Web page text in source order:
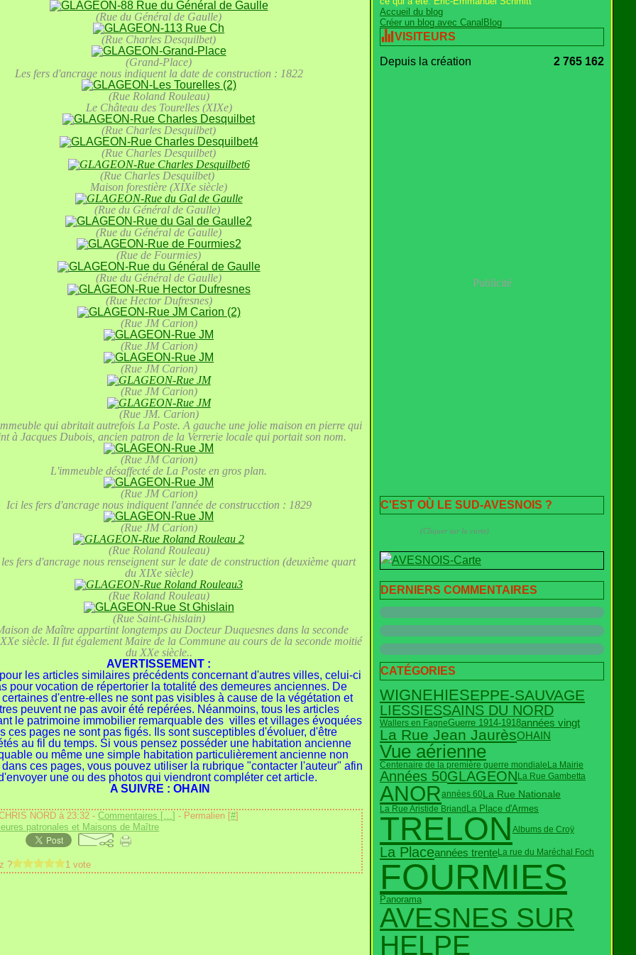
(Rue du Général de Gaulle)
(Rue Charles Desquilbet)
(Grand-Place)
Les fers d'ancrage nous indiquent la date de construction : 1822
(Rue Roland Rouleau)
Le Château des Tourelles (XIXe)
(Rue Charles Desquilbet)
(Rue Charles Desquilbet)
(Rue Charles Desquilbet)
Maison forestière (XIXe siècle)
(Rue du Général de Gaulle)
(Rue du Général de Gaulle)
(Rue de Fourmies)
(Rue du Général de Gaulle)
(Rue Hector Dufresnes)
(Rue JM Carion)
(Rue JM Carion)
(Rue JM Carion)
(Rue JM Carion)
(Rue JM. Carion)
qui abritait autrefois La Poste. A gauche une jolie maison en pierre qui
à Jacques Dubois, ancien patron de la Verrerie locale qui portait son nom.
(Rue JM Carion)
L'immeuble désaffecté de La Poste en gros plan.
(Rue JM Carion)
Ici les fers d'ancrage nous indiquent l'année de construcction : 1829
(Rue JM Carion)
(Rue Roland Rouleau)
fers d'ancrage nous renseignent sur le date de construction (deuxième quart
du XIXe siècle)
(Rue Roland Rouleau)
(Rue Saint-Ghislain)
de Maître appartint longtemps au Docteur Duquesnes dans la seconde
siècle. Il fut également Maire de la Commune au cours de la seconde moitié
du XXe siècle..
AVERTISSEMENT :
les articles similaires précédents concernant d'autres villes, celui-ci
pour vocation de répertorier la totalité des demeures anciennes. De
certaines d'entre-elles ne sont pas visibles à cause de la végétation et
peuvent ne pas avoir été repérées. Néanmoins, tous les articles
le patrimoine immobilier remarquable des villes et villages évoquées
ces pages ne sont pas figés. Ils sont susceptibles d'évoluer, d'être
au fil du temps. Si vous pensez posséder une habitation ancienne
ou même une simple habitation particulièrement ancienne non
ces pages, vous pouvez utiliser la rubrique "contacter l'auteur" afin
une ou des photos qui viendront compléter cet article.
A SUIVRE : OHAIN
NORD à 23:32 -Commentaires […] - Permalien [#]
patronales et Maisons de Maître
? 1 vote
Accueil du blog
Créer un blog avec CanalBlog
VISITEURS
Depuis la création 2 765 162
Publicité
C'EST OÙ LE SUD-AVESNOIS ?
(Cliquer sur la carte)
DERNIERS COMMENTAIRES
CATÉGORIES
WIGNEHIESEPPE-SAUVAGE
LIESSIESSAINS DU NORD
Wallers en FagneGuerre 1914-1918années vingt
La Rue Jean JaurèsOHAIN
Vue aérienne
Centenaire de la première guerre mondiale La Mairie
Années 50GLAGEON La Rue Gambetta
ANORannées 60La Rue Nationale
La Rue Aristide Briand La Place d'Armes
TRELON Albums de Croÿ
La Placeannées trenteLa rue du Maréchal Foch
FOURMIES
Panorama
AVESNES SUR
HELPE